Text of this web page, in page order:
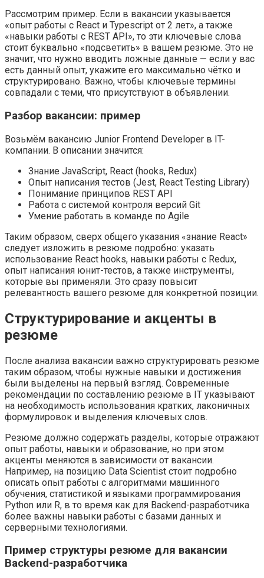
Рассмотрим пример. Если в вакансии указывается
«опыт работы с React и Typescript от 2 лет», а также
«навыки работы с REST API», то эти ключевые слова
стоит буквально «подсветить» в вашем резюме. Это не
значит, что нужно вводить ложные данные — если у вас
есть данный опыт, укажите его максимально чётко и
структурировано. Важно, чтобы ключевые термины
совпадали с теми, что присутствуют в объявлении.
Разбор вакансии: пример
Возьмём вакансию Junior Frontend Developer в IT-
компании. В описании значится:
Знание JavaScript, React (hooks, Redux)
Опыт написания тестов (Jest, React Testing Library)
Понимание принципов REST API
Работа с системой контроля версий Git
Умение работать в команде по Agile
Таким образом, сверх общего указания «знание React»
следует изложить в резюме подробно: указать
использование React hooks, навыки работы с Redux,
опыт написания юнит-тестов, а также инструменты,
которые вы применяли. Это сразу повысит
релевантность вашего резюме для конкретной позиции.
Структурирование и акценты в
резюме
После анализа вакансии важно структурировать резюме
таким образом, чтобы нужные навыки и достижения
были выделены на первый взгляд. Современные
рекомендации по составлению резюме в IT указывают
на необходимость использования кратких, лаконичных
формулировок и выделения ключевых слов.
Резюме должно содержать разделы, которые отражают
опыт работы, навыки и образование, но при этом
акценты меняются в зависимости от вакансии.
Например, на позицию Data Scientist стоит подробно
описать опыт работы с алгоритмами машинного
обучения, статистикой и языками программирования
Python или R, в то время как для Backend-разработчика
более важны навыки работы с базами данных и
серверными технологиями.
Пример структуры резюме для вакансии
Backend-разработчика